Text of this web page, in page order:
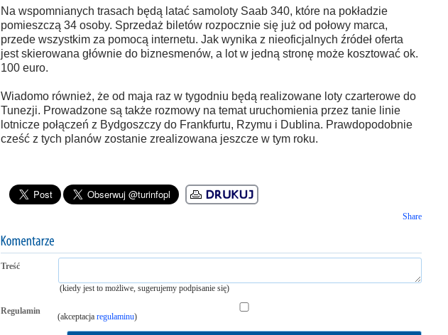
Na wspomnianych trasach będą latać samoloty Saab 340, które na pokładzie
pomieszczą 34 osoby. Sprzedaż biletów rozpocznie się już od połowy marca,
przede wszystkim za pomocą internetu. Jak wynika z nieoficjalnych źródeł oferta
jest skierowana głównie do biznesmenów, a lot w jedną stronę może kosztować ok.
100 euro.
Wiadomo również, że od maja raz w tygodniu będą realizowane loty czarterowe do
Tunezji. Prowadzone są także rozmowy na temat uruchomienia przez tanie linie
lotnicze połączeń z Bydgoszczy do Frankfurtu, Rzymu i Dublina. Prawdopodobnie
cześć z tych planów zostanie zrealizowana jeszcze w tym roku.
Share
Treść
(kiedy jest to możliwe, sugerujemy podpisanie się)
Regulamin
(akceptacja regulaminu)